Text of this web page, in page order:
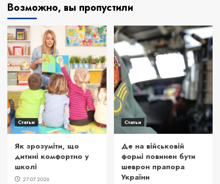
Возможно, вы пропустили
Статьи
Як зрозуміти, що
дитині комфортно у
школі
27.07.2026
Статьи
Де на військовій
формі повинен бути
шеврон прапора
України